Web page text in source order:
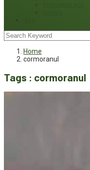
Home
cormoranul
Tags : cormoranul